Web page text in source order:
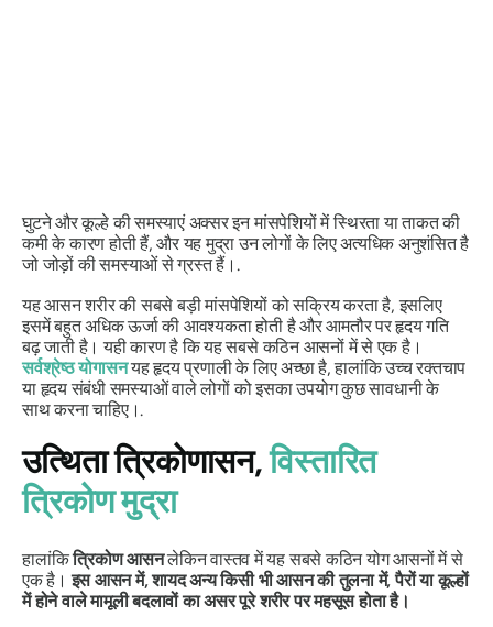
घुटने और कूल्हे की समस्याएं अक्सर इन मांसपेशियों में स्थिरता या ताकत की
कमी के कारण होती हैं, और यह मुद्रा उन लोगों के लिए अत्यधिक अनुशंसित है
जो जोड़ों की समस्याओं से ग्रस्त हैं।.
यह आसन शरीर की सबसे बड़ी मांसपेशियों को सक्रिय करता है, इसलिए
इसमें बहुत अधिक ऊर्जा की आवश्यकता होती है और आमतौर पर हृदय गति
बढ़ जाती है। यही कारण है कि यह सबसे कठिन आसनों में से एक है।
सर्वश्रेष्ठ योगासनयह हृदय प्रणाली के लिए अच्छा है, हालांकि उच्च रक्तचाप
या हृदय संबंधी समस्याओं वाले लोगों को इसका उपयोग कुछ सावधानी के
साथ करना चाहिए।.
उत्थिता त्रिकोणासन,विस्तारित
त्रिकोण मुद्रा
हालांकित्रिकोण आसनलेकिन वास्तव में यह सबसे कठिन योग आसनों में से
एक है।इस आसन में, शायद अन्य किसी भी आसन की तुलना में, पैरों या कूल्हों
में होने वाले मामूली बदलावों का असर पूरे शरीर पर महसूस होता है।